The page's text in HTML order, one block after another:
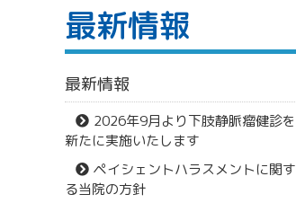
最新情報
最新情報
2026年9月より下肢静脈瘤健診を
新たに実施いたします
ペイシェントハラスメントに関す
る当院の方針